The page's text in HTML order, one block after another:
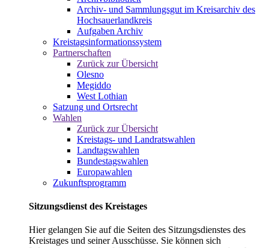
Archiv- und Sammlungsgut im Kreisarchiv des
Hochsauerlandkreis
Aufgaben Archiv
Kreistagsinformationssystem
Partnerschaften
Zurück zur Übersicht
Olesno
Megiddo
West Lothian
Satzung und Ortsrecht
Wahlen
Zurück zur Übersicht
Kreistags- und Landratswahlen
Landtagswahlen
Bundestagswahlen
Europawahlen
Zukunftsprogramm
Sitzungsdienst des Kreistages
Hier gelangen Sie auf die Seiten des Sitzungsdienstes des
Kreistages und seiner Ausschüsse. Sie können sich